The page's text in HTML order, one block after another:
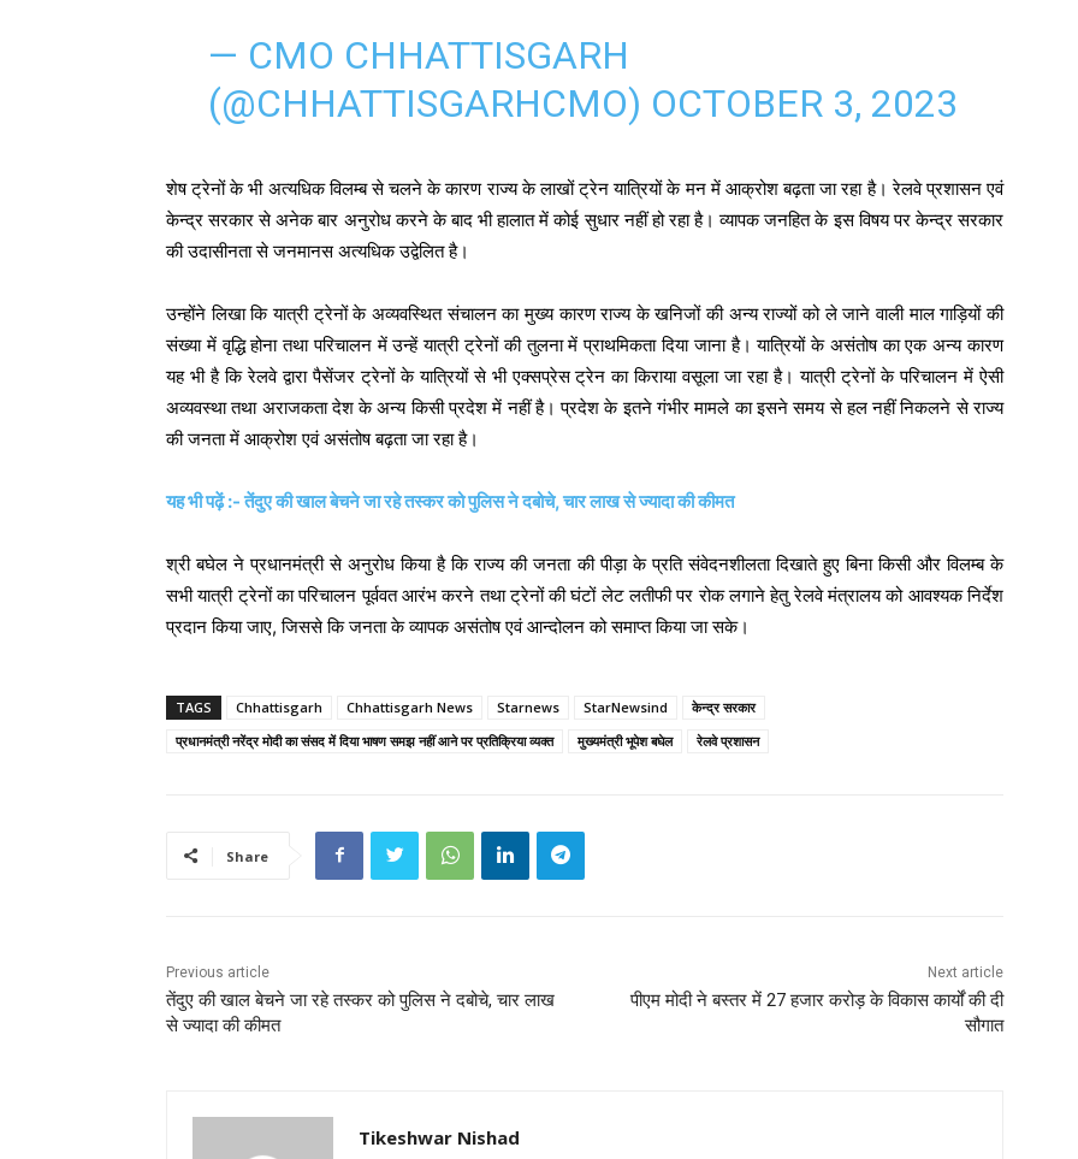
— CMO CHHATTISGARH
(@CHHATTISGARHCMO) OCTOBER 3, 2023
शेष ट्रेनों के भी अत्यधिक विलम्ब से चलने के कारण राज्य के लाखों ट्रेन यात्रियों के मन में आक्रोश बढ़ता जा रहा है। रेलवे प्रशासन एवं
केन्द्र सरकार से अनेक बार अनुरोध करने के बाद भी हालात में कोई सुधार नहीं हो रहा है। व्यापक जनहित के इस विषय पर केन्द्र सरकार
की उदासीनता से जनमानस अत्यधिक उद्वेलित है।
उन्होंने लिखा कि यात्री ट्रेनों के अव्यवस्थित संचालन का मुख्य कारण राज्य के खनिजों की अन्य राज्यों को ले जाने वाली माल गाड़ियों की
संख्या में वृद्धि होना तथा परिचालन में उन्हें यात्री ट्रेनों की तुलना में प्राथमिकता दिया जाना है। यात्रियों के असंतोष का एक अन्य कारण
यह भी है कि रेलवे द्वारा पैसेंजर ट्रेनों के यात्रियों से भी एक्सप्रेस ट्रेन का किराया वसूला जा रहा है। यात्री ट्रेनों के परिचालन में ऐसी
अव्यवस्था तथा अराजकता देश के अन्य किसी प्रदेश में नहीं है। प्रदेश के इतने गंभीर मामले का इसने समय से हल नहीं निकलने से राज्य
की जनता में आक्रोश एवं असंतोष बढ़ता जा रहा है।
यह भी पढ़ें :- तेंदुए की खाल बेचने जा रहे तस्कर को पुलिस ने दबोचे, चार लाख से ज्यादा की कीमत
श्री बघेल ने प्रधानमंत्री से अनुरोध किया है कि राज्य की जनता की पीड़ा के प्रति संवेदनशीलता दिखाते हुए बिना किसी और विलम्ब के
सभी यात्री ट्रेनों का परिचालन पूर्ववत आरंभ करने तथा ट्रेनों की घंटों लेट लतीफी पर रोक लगाने हेतु रेलवे मंत्रालय को आवश्यक निर्देश
प्रदान किया जाए, जिससे कि जनता के व्यापक असंतोष एवं आन्दोलन को समाप्त किया जा सके।
TAGS Chhattisgarh Chhattisgarh News Starnews StarNewsind
केन्द्र सरकार
प्रधानमंत्री नरेंद्र मोदी का संसद में दिया भाषण समझ नहीं आने पर प्रतिक्रिया व्यक्त
मुख्यमंत्री भूपेश बघेल रेलवे प्रशासन
Share
Previous article
तेंदुए की खाल बेचने जा रहे तस्कर को पुलिस ने दबोचे, चार लाख
से ज्यादा की कीमत
Next article
पीएम मोदी ने बस्तर में 27 हजार करोड़ के विकास कार्यों की दी
सौगात
Tikeshwar Nishad